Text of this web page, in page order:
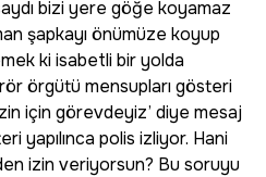
bizi yere göğe koyamaz
şapkayı önümüze koyup
ki isabetli bir yolda
örgütü mensupları gösteri
için görevdeyiz’ diye mesaj
yapılınca polis izliyor. Hani
izin veriyorsun? Bu soruyu